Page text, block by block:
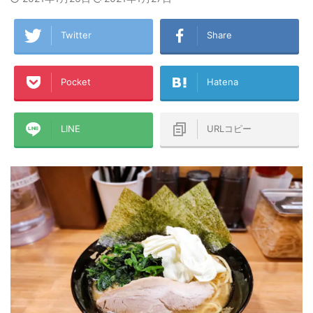
Twitter Share
Pocket Hatena
LINE URLコピー